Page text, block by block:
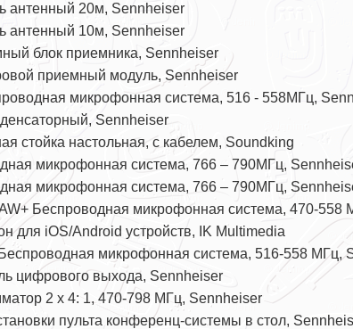
антенный 20м, Sennheiser
антенный 10м, Sennheiser
блок приемника, Sennheiser
приемный модуль, Sennheiser
микрофонная система, 516 - 558МГц,
Sennheiser
стойка настольная, с кабелем, Soundking
микрофонная система, 766 – 790МГц,
микрофонная система, 766 – 790МГц,
Беспроводная микрофонная система, 470-558
для iOS/Android устройств, IK Multimedia
микрофонная система, 516-558 МГц,
цифрового выхода, Sennheiser
2 x 4: 1, 470-798 МГц, Sennheiser
пульта конференц-системы в стол,